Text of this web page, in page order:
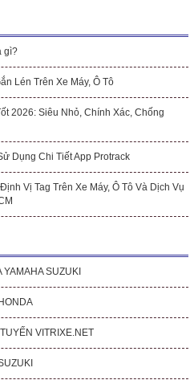
gì?
Lén Trên Xe Máy, Ô Tô
2026: Siêu Nhỏ, Chính Xác, Chống
Dụng Chi Tiết App Protrack
Vị Tag Trên Xe Máy, Ô Tô Và Dịch Vụ
SUZUKI
VITRIXE.NET